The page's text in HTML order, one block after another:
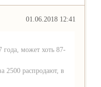
01.06.2018 12:41
года, может хоть 87-
2500 распродают, в